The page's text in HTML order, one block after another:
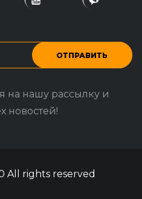
ОТПРАВИТЬ
на нашу рассылку и
новостей!
All rights reserved